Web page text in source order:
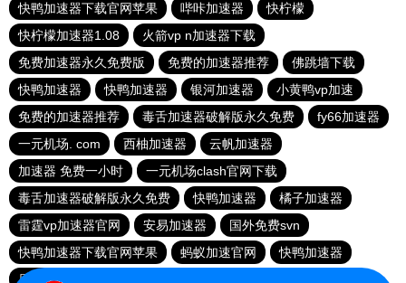
快鸭加速器下载官网苹果
哔咔加速器
快柠檬
快柠檬加速器1.08
火箭vp n加速器下载
免费加速器永久免费版
免费的加速器推荐
佛跳墙下载
快鸭加速器
快鸭加速器 银河加速器
小黄鸭vp加速
免费的加速器推荐
毒舌加速器破解版永久免费
fy66加速器
一元机场. com
西柚加速器
云帆加速器
加速器 免费一小时
一元机场clash官网下载
毒舌加速器破解版永久免费
快鸭加速器
橘子加速器
雷霆vp加速器官网
安易加速器
国外免费svn
快鸭加速器下载官网苹果
蚂蚁加速官网
快鸭加速器
原子加速器永久免费版